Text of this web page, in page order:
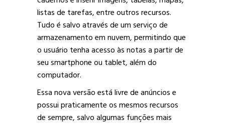
listas de tarefas, entre outros recursos.
Tudo é salvo através de um serviço de
armazenamento em nuvem, permitindo que
o usuário tenha acesso às notas a partir de
seu smartphone ou tablet, além do
computador.
Essa nova versão está livre de anúncios e
possui praticamente os mesmos recursos
de sempre, salvo algumas funções mais